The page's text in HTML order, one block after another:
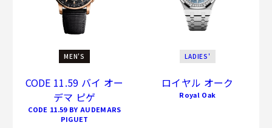
MEN'S
CODE 11.59 バイ オー
デマ ピゲ
CODE 11.59 BY AUDEMARS
PIGUET
LADIES'
ロイヤル オーク
Royal Oak